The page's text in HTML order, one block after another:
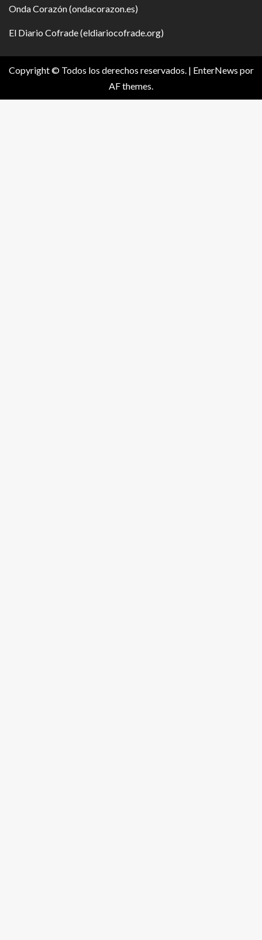
Onda Corazón (ondacorazon.es)
El Diario Cofrade (eldiariocofrade.org)
Copyright © Todos los derechos reservados. | EnterNews por
AF themes.